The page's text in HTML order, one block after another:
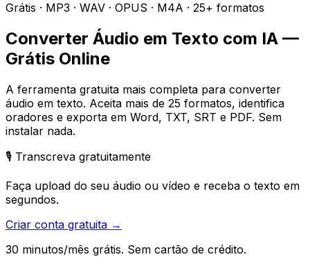
Grátis · MP3 · WAV · OPUS · M4A · 25+ formatos
Converter Áudio em Texto com IA —
Grátis Online
A ferramenta gratuita mais completa para converter
áudio em texto. Aceita mais de 25 formatos, identifica
oradores e exporta em Word, TXT, SRT e PDF. Sem
instalar nada.
🎙️ Transcreva gratuitamente
Faça upload do seu áudio ou vídeo e receba o texto em
segundos.
Criar conta gratuita →
30 minutos/mês grátis. Sem cartão de crédito.